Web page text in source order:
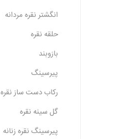
انگشتر نقره مردانه
حلقه نقره
بازوبند
پیرسینگ
رکاب دست ساز نقره
گل سینه نقره
پیرسینگ نقره زنانه